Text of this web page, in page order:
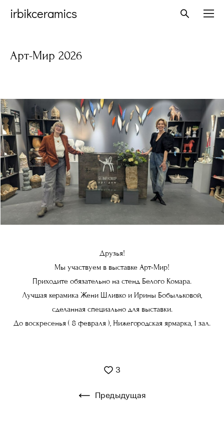
irbikceramics
Арт-Мир 2026
Друзья!
Мы участвуем в выставке Арт-Мир!
Приходите обязательно на стенд Белого Комара.
Лучшая керамика Жени Шливко и Ирины Бобыльковой,
сделанная специально для выставки.
До воскресенья ( 8 февраля ), Нижегородская ярмарка, 1 зал.
3
Предыдущая